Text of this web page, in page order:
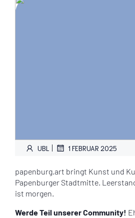
UBL | 1 FEBRUAR 2025
papenburg.art bringt Kunst und
Papenburger Stadtmitte.
ist morgen.
Werde Teil unserer Community!